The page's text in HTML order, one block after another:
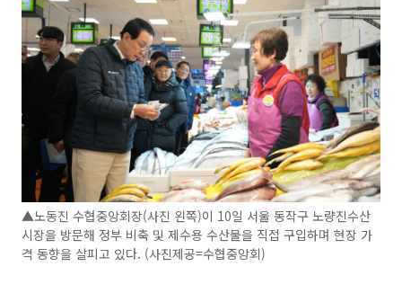
▲노동진 수협중앙회장(사진 왼쪽)이 10일 서울 동작구 노량진수산
시장을 방문해 정부 비축 및 제수용 수산물을 직접 구입하며 현장 가
격 동향을 살피고 있다. (사진제공=수협중앙회)